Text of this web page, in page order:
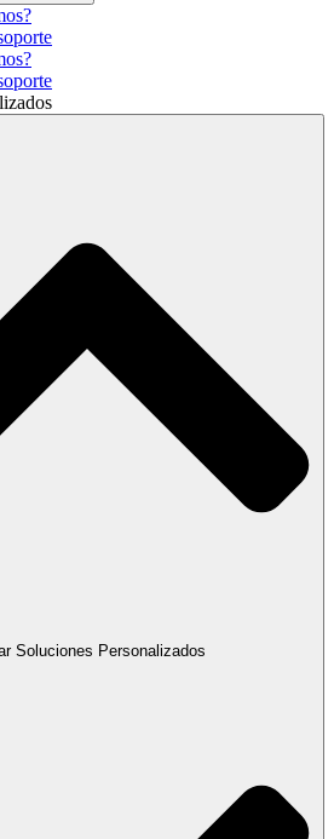
Soluciones Personalizados